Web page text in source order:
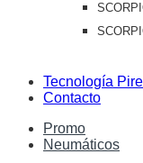
Tecnología
Contacto
Promo
Neumáticos